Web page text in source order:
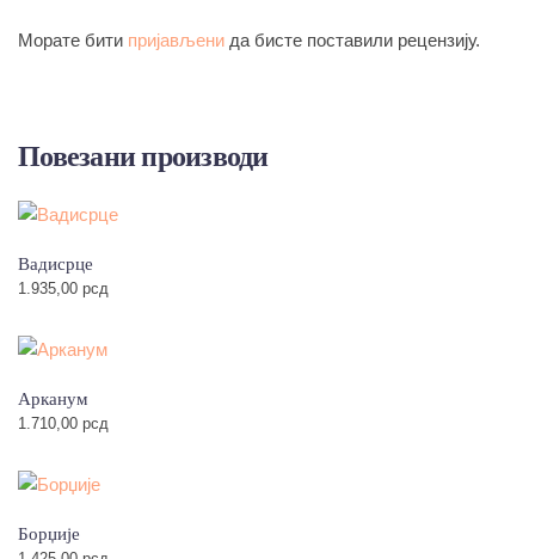
Морате бити пријављени да бисте поставили рецензију.
Повезани производи
Вадисрце
1.935,00 рсд
Арканум
1.710,00 рсд
Борџије